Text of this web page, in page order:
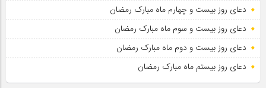
دعای روز بیست و چهارم ماه مبارک رمضان
دعای روز بیست و سوم ماه مبارک رمضان
دعای روز بیست و دوم ماه مبارک رمضان
دعای روز بیستم ماه مبارک رمضان